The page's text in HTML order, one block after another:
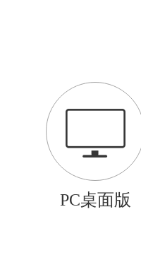
PC桌面版